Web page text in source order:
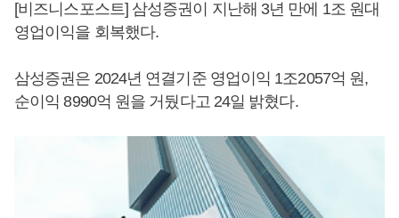
[비즈니스포스트] 삼성증권이 지난해 3년 만에 1조 원대
영업이익을 회복했다.
삼성증권은 2024년 연결기준 영업이익 1조2057억 원,
순이익 8990억 원을 거뒀다고 24일 밝혔다.